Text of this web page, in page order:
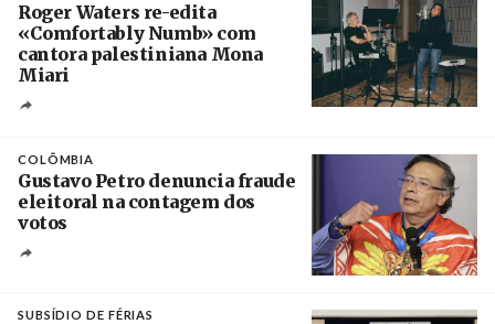
Roger Waters re-edita
«Comfortably Numb» com
cantora palestiniana Mona
Miari
COLÔMBIA
Gustavo Petro denuncia fraude
eleitoral na contagem dos
votos
SUBSÍDIO DE FÉRIAS